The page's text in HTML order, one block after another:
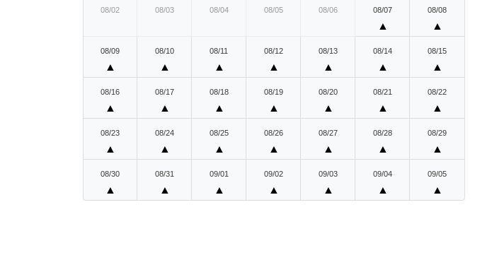
08/02 08/03 08/04 08/05 08/06 08/07
▲
08/08
▲
08/09
▲
08/10
▲
08/11
▲
08/12
▲
08/13
▲
08/14
▲
08/15
▲
08/16
▲
08/17
▲
08/18
▲
08/19
▲
08/20
▲
08/21
▲
08/22
▲
08/23
▲
08/24
▲
08/25
▲
08/26
▲
08/27
▲
08/28
▲
08/29
▲
08/30
▲
08/31
▲
09/01
▲
09/02
▲
09/03
▲
09/04
▲
09/05
▲